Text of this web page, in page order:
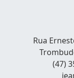
Rua
(47)